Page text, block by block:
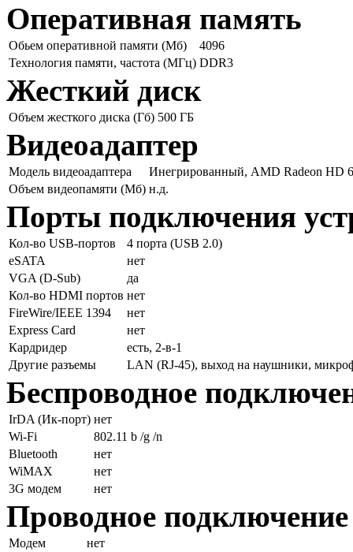
Оперативная память
Обьем оперативной памяти (Мб)
4096
Технология памяти, частота (МГц) DDR3
Жесткий диск
Объем жесткого диска (Гб) 500 ГБ
Видеоадаптер
Модель видеоадаптера
Инегрированный, AMD Radeon HD
Объем видеопамяти (Мб) н.д.
Порты подключения
Кол-во USB-портов
4 порта (USB 2.0)
eSATA
нет
VGA (D-Sub)
да
Кол-во HDMI портов нет
FireWire/IEEE 1394
нет
Express Card
нет
Кардридер
есть, 2-в-1
Другие разъемы
LAN (RJ-45), выход на наушники,
Беспроводное
IrDA (Ик-порт) нет
Wi-Fi
802.11 b /g /n
Bluetooth
нет
WiMAX
нет
3G модем
нет
Проводное подключение
Модем
нет